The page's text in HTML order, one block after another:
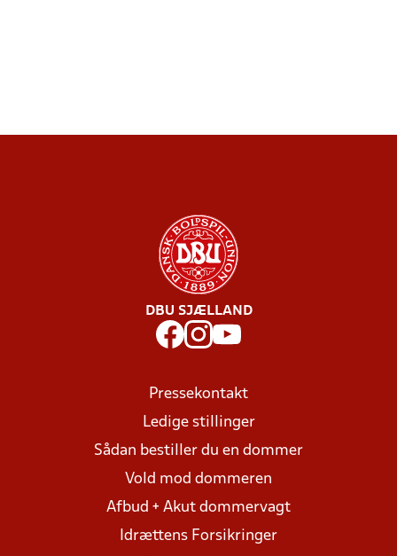
DBU SJÆLLAND
Pressekontakt
Ledige stillinger
Sådan bestiller du en dommer
Vold mod dommeren
Afbud + Akut dommervagt
Idrættens Forsikringer